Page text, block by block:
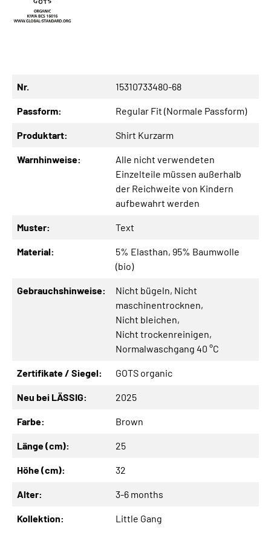
Nr. 15310733480-68
Passform: Regular Fit (Normale Passform)
Produktart: Shirt Kurzarm
Warnhinweise:
Alle nicht verwendeten
Einzelteile müssen außerhalb
der Reichweite von Kindern
aufbewahrt werden
Muster: Text
Material: 5% Elasthan, 95% Baumwolle
(bio)
Gebrauchshinweise: Nicht bügeln, Nicht
maschinentrocknen,
Nicht bleichen,
Nicht trockenreinigen,
Normalwaschgang 40 °C
Zertifikate / Siegel: GOTS organic
Neu bei LÄSSIG: 2025
Farbe: Brown
Länge (cm): 25
Höhe (cm): 32
Alter: 3-6 months
Kollektion: Little Gang